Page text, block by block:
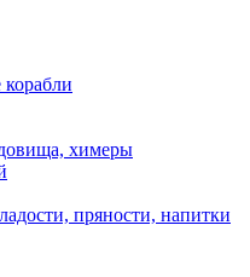
корабли
химеры
пряности, напитки